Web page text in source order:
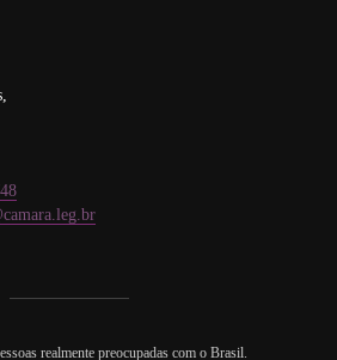
realmente preocupadas com o Brasil.